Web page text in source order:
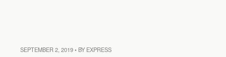
SEPTEMBER 2, 2019 • BY EXPRESS